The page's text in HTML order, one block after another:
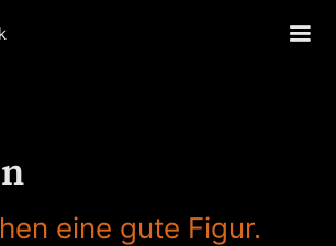
eine gute Figur.